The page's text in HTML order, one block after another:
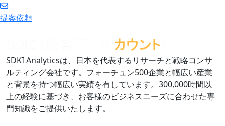
提案依頼
SDKI Analyticsは、日本を代表するリサーチと戦略コンサ
ルティング会社です。フォーチュン500企業と幅広い産業
と背景を持つ幅広い実績を有しています。300,000時間以
上の経験に基づき、お客様のビジネスニーズに合わせた専
門知識をご提供いたします。